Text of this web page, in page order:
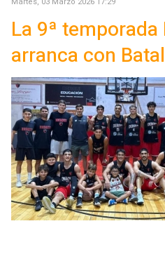
La 9ª
arranca con